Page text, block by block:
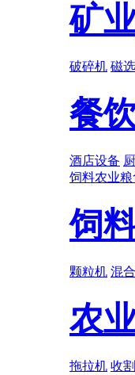
矿
破碎机 磁
餐
酒店设备
饲料农业粮
饲
颗粒机 混
农
拖拉机 收